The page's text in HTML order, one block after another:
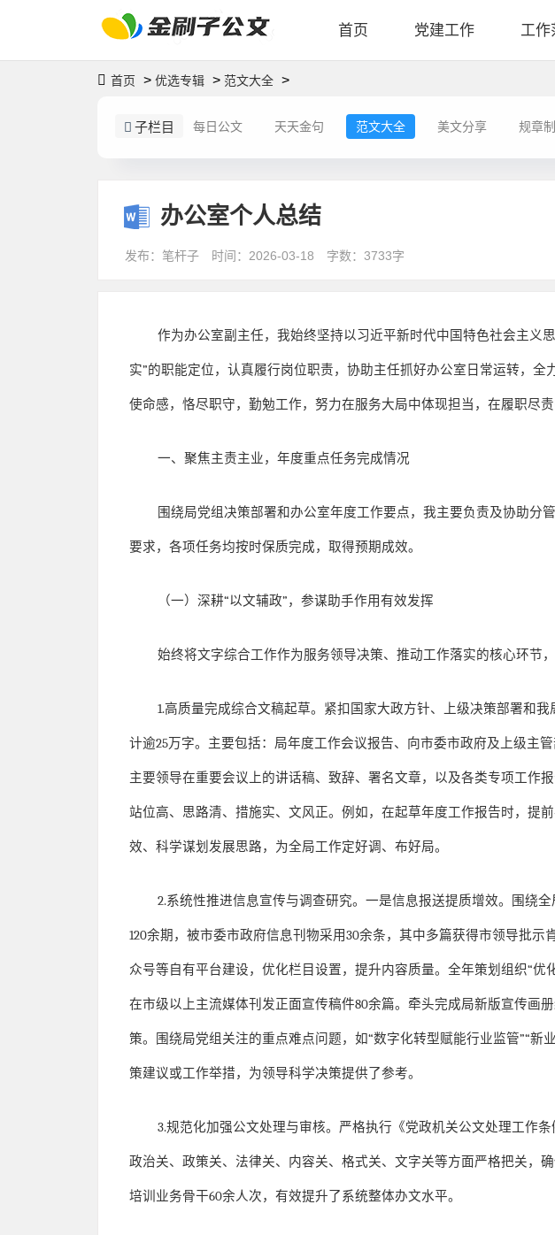
首页 党建工作 工作
首页 > 优选专辑 > 范文大全 >
子栏目 每日公文 天天金句 范文大全 美文分享 规章
办公室个人总结
发布：笔杆子 时间：2026-03-18 字数：3733字
作为办公室副主任，我始终坚持以习近平新时代中国特色社会主义
实”的职能定位，认真履行岗位职责，协助主任抓好办公室日常运转，
使命感，恪尽职守，勤勉工作，努力在服务大局中体现担当，在履职尽
一、聚焦主责主业，年度重点任务完成情况
围绕局党组决策部署和办公室年度工作要点，我主要负责及协助
要求，各项任务均按时保质完成，取得预期成效。
（一）深耕“以文辅政”，参谋助手作用有效发挥
始终将文字综合工作作为服务领导决策、推动工作落实的核心环节
1.高质量完成综合文稿起草。紧扣国家大政方针、上级决策部署和
计逾25万字。主要包括：局年度工作会议报告、向市委市政府及上级主
主要领导在重要会议上的讲话稿、致辞、署名文章，以及各类专项工作
站位高、思路清、措施实、文风正。例如，在起草年度工作报告时，提
效、科学谋划发展思路，为全局工作定好调、布好局。
2.系统性推进信息宣传与调查研究。一是信息报送提质增效。围绕
120余期，被市委市政府信息刊物采用30余条，其中多篇获得市领导批示
众号等自有平台建设，优化栏目设置，提升内容质量。全年策划组织“优
在市级以上主流媒体刊发正面宣传稿件80余篇。牵头完成局新版宣传画
策。围绕局党组关注的重点难点问题，如“数字化转型赋能行业监管”“新
策建议或工作举措，为领导科学决策提供了参考。
3.规范化加强公文处理与审核。严格执行《党政机关公文处理工作
政治关、政策关、法律关、内容关、格式关、文字关等方面严格把关，
培训业务骨干60余人次，有效提升了系统整体办文水平。